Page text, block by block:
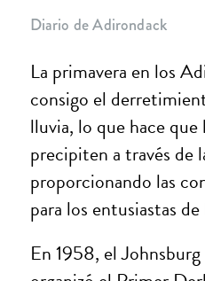
Diario de Adirondack
La primavera en los
consigo el
lluvia, lo que hace
precipiten a través de
proporcionando las
para los entusiastas de
En 1958, el